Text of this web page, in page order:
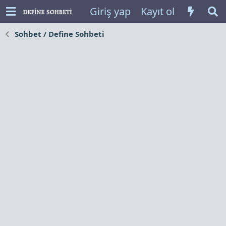
Giriş yap Kayıt ol
Sohbet / Define Sohbeti